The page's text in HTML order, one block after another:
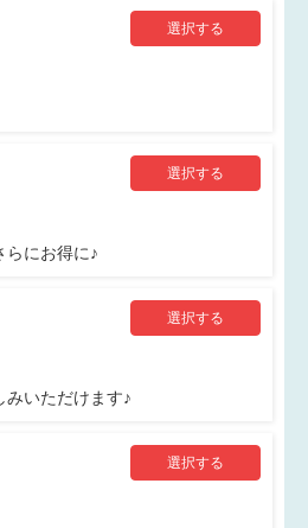
選択する
選択する
らにお得に♪
選択する
みいただけます♪
選択する